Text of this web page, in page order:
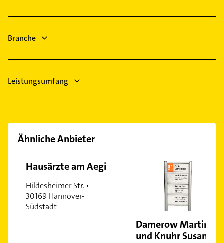
Lahe
Linden-Nord
List
Marienwerder
Mitte
Nordstadt
Oberricklingen
Maler
Branche
Leistungsumfang
Ähnliche Anbieter
Hausärzte am Aegi
Hildesheimer Str. •
30169 Hannover-
Südstadt
Damerow Martin
und Knuhr Susanne